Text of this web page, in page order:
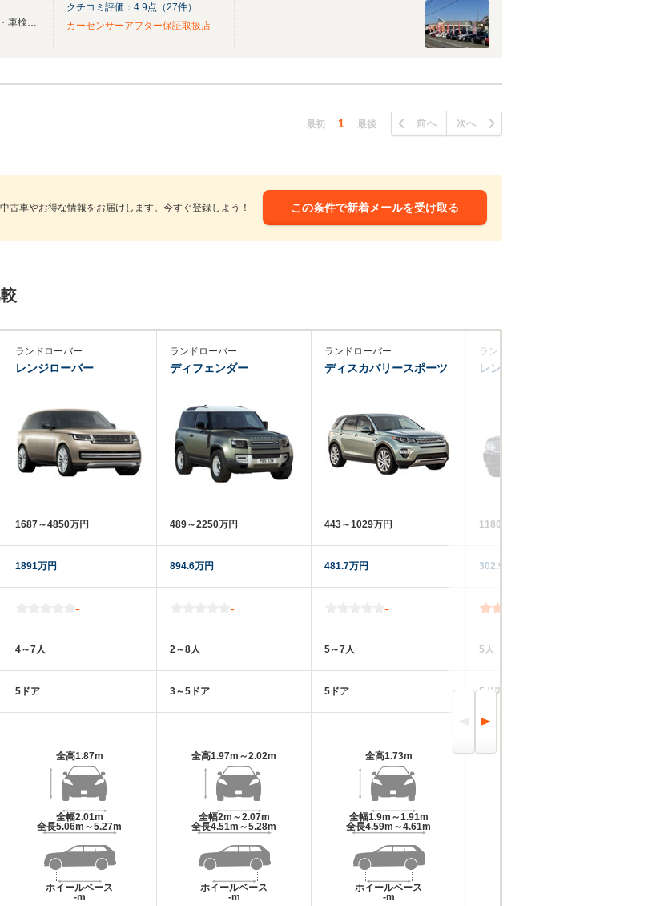
格安良質車続々入庫中！輸入車・国産車の販売・車検・整備アフターもおまかせ下さい！
クチコミ評価： 4.9点（27件）
カーセンサーアフター保証取扱店
最初 1 最後 前へ 次へ
古車やお得な情報をお届けします。今すぐ登録しよう！ この条件で新着メールを受け取る
ランドローバー
レンジローバー
1687～4850万円
1891万円
-
4～7人
5ドア
全高1.87m
全幅2.01m
全長5.06m～5.27m
ホイールベース
-m
ランドローバー
ディフェンダー
489～2250万円
894.6万円
-
2～8人
3～5ドア
全高1.97m～2.02m
全幅2m～2.07m
全長4.51m～5.28m
ホイールベース
-m
ランドローバー
ディスカバリースポーツ
443～1029万円
481.7万円
-
5～7人
5ドア
全高1.73m
全幅1.9m～1.91m
全長4.59m～4.61m
ホイールベース
-m
ランドローバー
レンジローバーヴォーグ
1180～1654万円
302.9万円
5人
5ドア